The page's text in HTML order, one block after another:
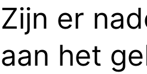
Zijn er
aan het